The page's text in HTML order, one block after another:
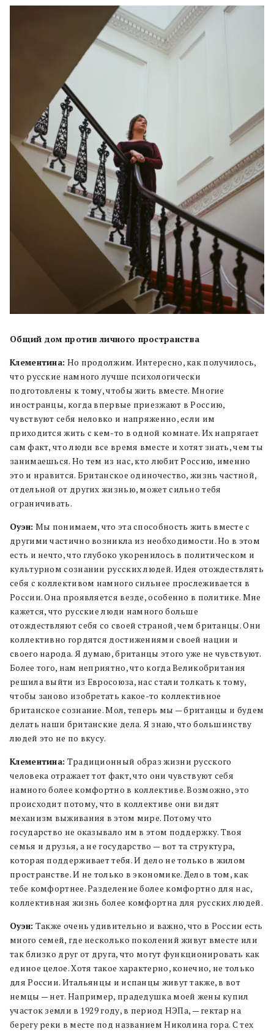
Общий дом против личного пространства
Клементина: Но продолжим. Интересно, как получилось,
что русские намного лучше психологически
подготовлены к тому, чтобы жить вместе. Многие
иностранцы, когда впервые приезжают в Россию,
чувствуют себя неловко и напряженно, если им
приходится жить с кем-то в одной комнате. Их напрягает
сам факт, что люди все время вместе и хотят знать, чем ты
занимаешься. Но тем из нас, кто любит Россию, именно
это и нравится. Британское одиночество, жизнь частной,
отдельной от других жизнью, может сильно тебя
ограничивать.
Оуэн: Мы понимаем, что эта способность жить вместе с
другими частично возникла из необходимости. Но в этом
есть и нечто, что глубоко укоренилось в политическом и
культурном сознании русских людей. Идея отождествлять
себя с коллективом намного сильнее прослеживается в
России. Она проявляется везде, особенно в политике. Мне
кажется, что русские люди намного больше
отождествляют себя со своей страной, чем британцы. Они
коллективно гордятся достижениями своей нации и
своего народа. Я думаю, британцы этого уже не чувствуют.
Более того, нам неприятно, что когда Великобритания
решила выйти из Евросоюза, нас стали толкать к тому,
чтобы заново изобретать какое-то коллективное
британское сознание. Мол, теперь мы — британцы и будем
делать наши британские дела. Я знаю, что большинству
людей это не по вкусу.
Клементина: Традиционный образ жизни русского
человека отражает тот факт, что они чувствуют себя
намного более комфортно в коллективе. Возможно, это
происходит потому, что в коллективе они видят
механизм выживания в этом мире. Потому что
государство не оказывало им в этом поддержку. Твоя
семья и друзья, а не государство — вот та структура,
которая поддерживает тебя. И дело не только в жилом
пространстве. И не только в экономике. Дело в том, как
тебе комфортнее. Разделение более комфортно для нас,
коллективная жизнь более комфортна для русских людей.
Оуэн: Также очень удивительно и важно, что в России есть
много семей, где несколько поколений живут вместе или
так близко друг от друга, что могут функционировать как
единое целое. Хотя такое характерно, конечно, не только
для России. Итальянцы и испанцы живут также, в вот
немцы — нет. Например, прадедушка моей жены купил
участок земли в 1929 году, в период НЭПа, — гектар на
берегу реки в месте под названием Николина гора. С тех